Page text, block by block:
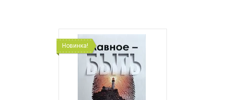
Новинка!